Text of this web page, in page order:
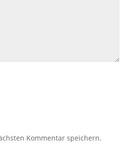
Kommentar speichern.